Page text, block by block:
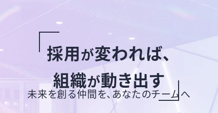
採用が変われば、
組織が動き出す
未来を創る仲間を、あなたのチームへ